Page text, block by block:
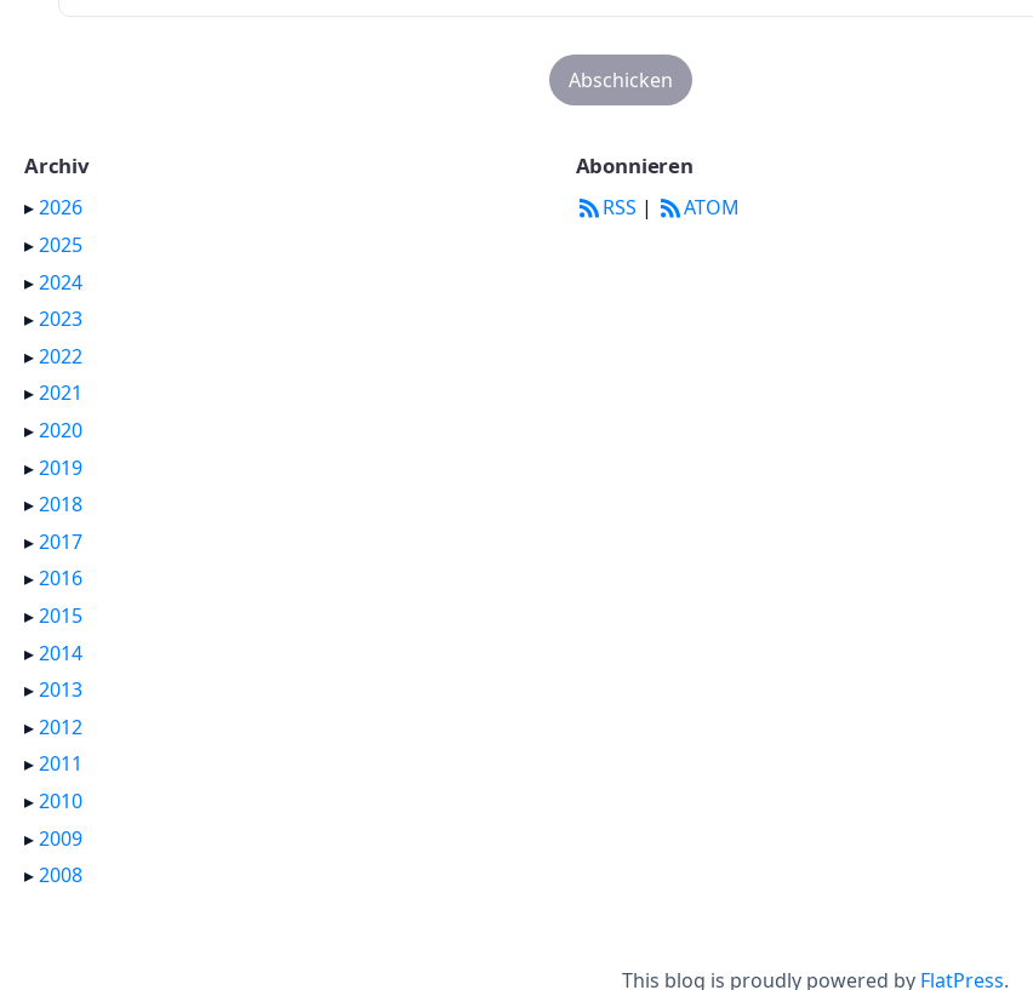
Archiv
▸2026
▸2025
▸2024
▸2023
▸2022
▸2021
▸2020
▸2019
▸2018
▸2017
▸2016
▸2015
▸2014
▸2013
▸2012
▸2011
▸2010
▸2009
▸2008
Abonnieren
RSS | ATOM
This blog is proudly powered by FlatPress.